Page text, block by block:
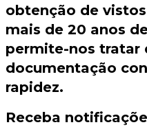
obtenção de
mais de 20 anos
permite-nos tratar
documentação
rapidez.
Receba